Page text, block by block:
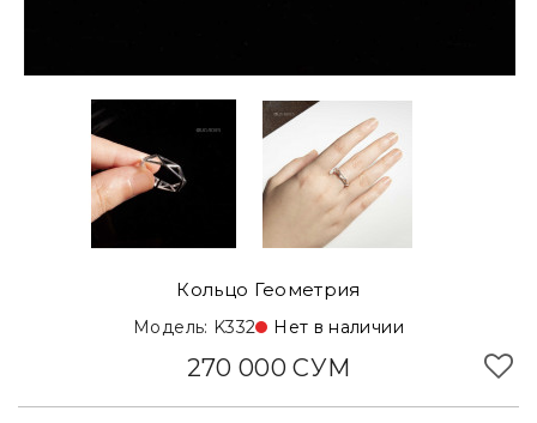
Кольцо Геометрия
Модель: K332 Нет в наличии
270 000 СУМ